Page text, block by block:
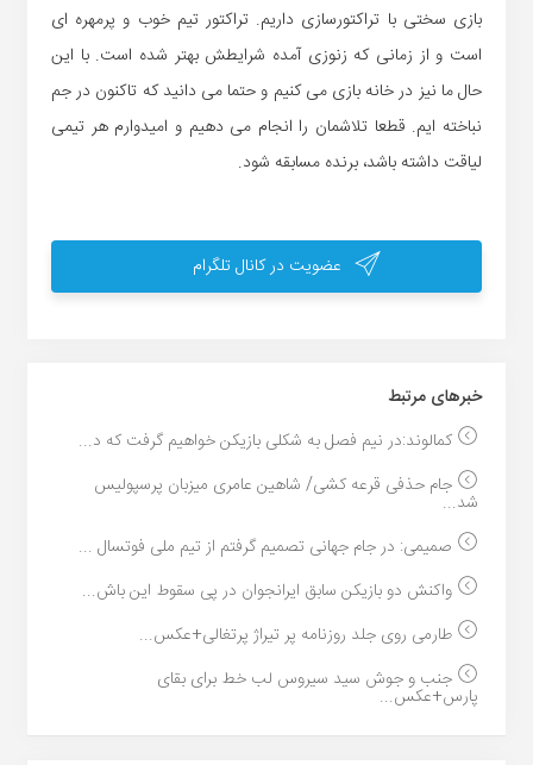
بازی سختی با تراکتورسازی داریم. تراکتور تیم خوب و پرمهره ای
است و از زمانی که زنوزی آمده شرایطش بهتر شده است. با این
حال ما نیز در خانه بازی می کنیم و حتما می دانید که تاکنون در جم
نباخته ایم. قطعا تلاشمان را انجام می دهیم و امیدوارم هر تیمی
لیاقت داشته باشد، برنده مسابقه شود.
عضویت در کانال تلگرام
خبر‌های مرتبط
کمالوند:در نیم فصل به شکلی بازیکن خواهیم گرفت که د...
جام حذفی قرعه کشی/ شاهین عامری میزبان پرسپولیس
شد...
صمیمی: در جام جهانی تصمیم گرفتم از تیم ملی فوتسال ...
واکنش دو بازیکن سابق ایرانجوان در پی سقوط این باش...
طارمی روی جلد روزنامه پر تیراژ پرتغالی+عکس...
جنب و جوش سید سیروس لب خط برای بقای
پارس+عکس...